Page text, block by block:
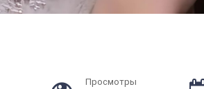
Просмотры